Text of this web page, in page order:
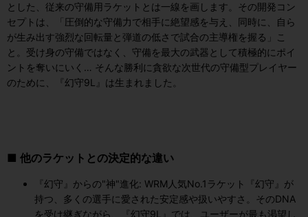
とした、従来の守備用ラケットとは一線を画します。その開発コン
セプトは、「圧倒的な守備力で相手に絶望感を与え、同時に、自ら
が生み出す強烈な回転量と弾道の低さで試合の主導権を握る」こ
と。受け身の守備ではなく、守備を最大の武器として積極的にポイ
ントを奪いにいく… そんな勝利に貪欲な次世代の守備型プレイヤー
のために、『幻守9L』は生まれました。
■ 他のラケットとの決定的な違い
『幻守』からの"神"進化: WRM人気No.1ラケット『幻守』が
持つ、多くの選手に愛された安定感や扱いやすさ。そのDNA
を受け継ぎながら、『幻守9L』では、ユーザーが最も渇望し